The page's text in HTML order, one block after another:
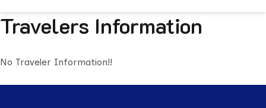
Travelers Information
No Traveler Information!!